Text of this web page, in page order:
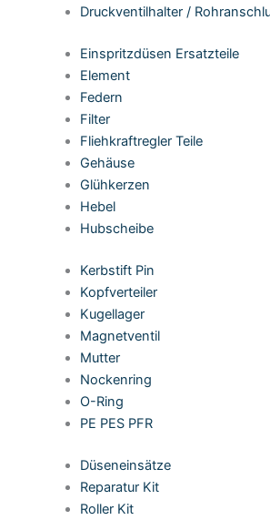
Druckventilhalter /
Einspritzdüsen Ersatzteile
Element
Federn
Filter
Fliehkraftregler Teile
Gehäuse
Glühkerzen
Hebel
Hubscheibe
Kerbstift Pin
Kopfverteiler
Kugellager
Magnetventil
Mutter
Nockenring
O-Ring
PE PES PFR
Düseneinsätze
Reparatur Kit
Roller Kit